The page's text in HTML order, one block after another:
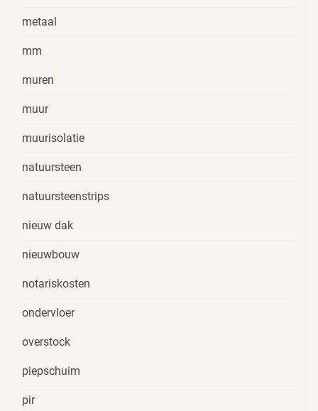
metaal
mm
muren
muur
muurisolatie
natuursteen
natuursteenstrips
nieuw dak
nieuwbouw
notariskosten
ondervloer
overstock
piepschuim
pir